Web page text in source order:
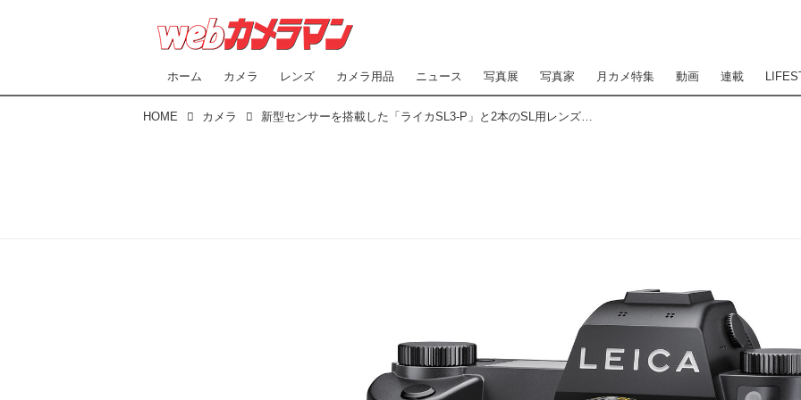
ホーム カメラ レンズ カメラ用品 ニュース 写真展 写真家 月カメ特集 動画 連載
HOME カメラ 新型センサーを搭載した「ライカSL3-P」と2本のSL用レンズ「ライカ ズミルックスSL f1.4/50 ASPH.」「ライカ アポ・マクロ・エルマリートSL f2.8/100」を発表